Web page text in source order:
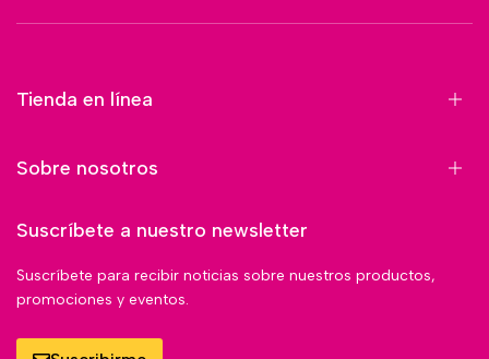
Tienda en línea
Sobre nosotros
Suscríbete a nuestro newsletter
Suscríbete para recibir noticias sobre nuestros productos,
promociones y eventos.